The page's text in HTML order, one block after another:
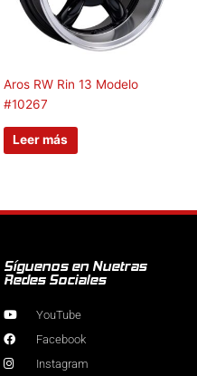
Aros RW Rin 13 Modelo
#10267
Leer más
Síguenos en Nuetras
Redes Sociales
YouTube
Facebook
Instagram